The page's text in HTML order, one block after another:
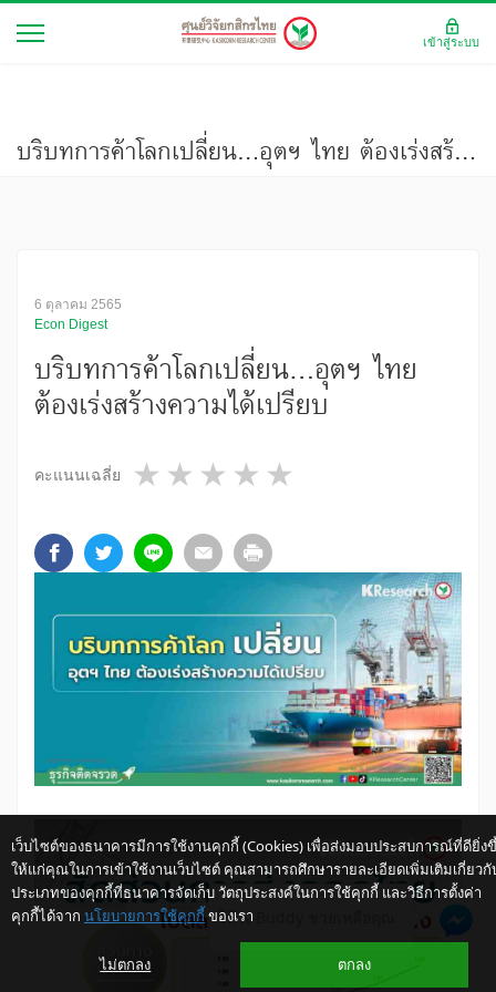
บริบทการค้าโลกเปลี่ยน...อุตฯ ไทย ต้องเร่งสร้างความได้เปรียบ
6 ตุลาคม 2565
Econ Digest
บริบทการค้าโลกเปลี่ยน...อุตฯ ไทย
ต้องเร่งสร้างความได้เปรียบ
คะแนนเฉลี่ย 4 stars
3 stars
2 stars
1 star
เว็บไซต์ของธนาคารมีการใช้งานคุกกี้ (Cookies) เพื่อส่งมอบประสบการณ์ที่ดียิ่ง
ให้แก่คุณในการเข้าใช้งานเว็บไซต์ คุณสามารถศึกษารายละเอียดเพิ่มเติมเกี่ยวกั
ประเภทของคุกกี้ที่ธนาคารจัดเก็บ วัตถุประสงค์ในการใช้คุกกี้ และวิธีการตั้งค่า
คุกกี้ได้จาก นโยบายการใช้คุกกี้ของเรา
ไม่ตกลง ตกลง
เข้าสู่ระบบ
ให้ K-Buddy ช่วยเหลือคุณ